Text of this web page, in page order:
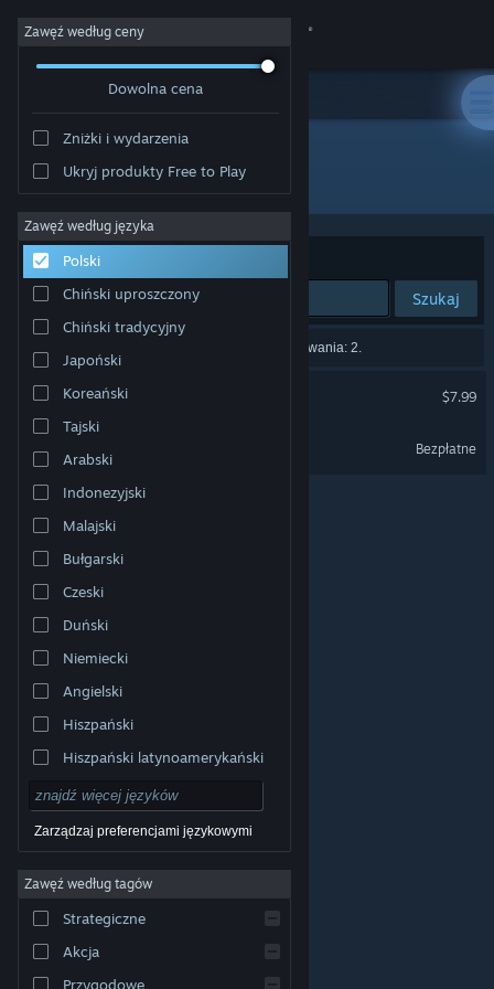
Zaloguj się
Społeczność
Informacje
Wsparcie
Zmień język
Pobierz aplikację mobilną Steam
Wersja przeglądarkowa
© Valve Corporation. Wszelkie prawa zastrzeżone.
właścicieli w Stanach Zjednoczonych i innych krajach.
dostępu
Umowa użytkownika Steam
pieniędzy |Ciasteczka
Zawęź według ceny
Dowolna cena
Zniżki i wydarzenia
Ukryj produkty Free to Play
Zawęź według języka
Polski
Chiński uproszczony
Chiński tradycyjny
Japoński
Koreański
Tajski
Arabski
Indonezyjski
Malajski
Bułgarski
Czeski
Duński
Niemiecki
Angielski
Hiszpański
Hiszpański latynoamerykański
Zarządzaj preferencjami językowymi
Zawęź według tagów
Strategiczne
Akcja
Przygodowe
"MosGhost"
Sortuj według:
Szukaj
Liczba wyników pasujących do twojego wyszukiwania: 2.
$7.99
Bezpłatne